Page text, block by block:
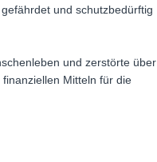
und schutzbedürftig
und zerstörte über
Mitteln für die